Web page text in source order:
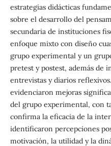
estrategias didácticas
sobre el desarrollo del
secundaria de instituciones
enfoque mixto con diseño
grupo experimental y un
pretest y postest, además de
entrevistas y diarios
evidenciaron mejoras
del grupo experimental, con
confirma la eficacia de la
identificaron percepciones
motivación, la utilidad y la